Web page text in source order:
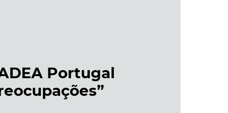
Portugal